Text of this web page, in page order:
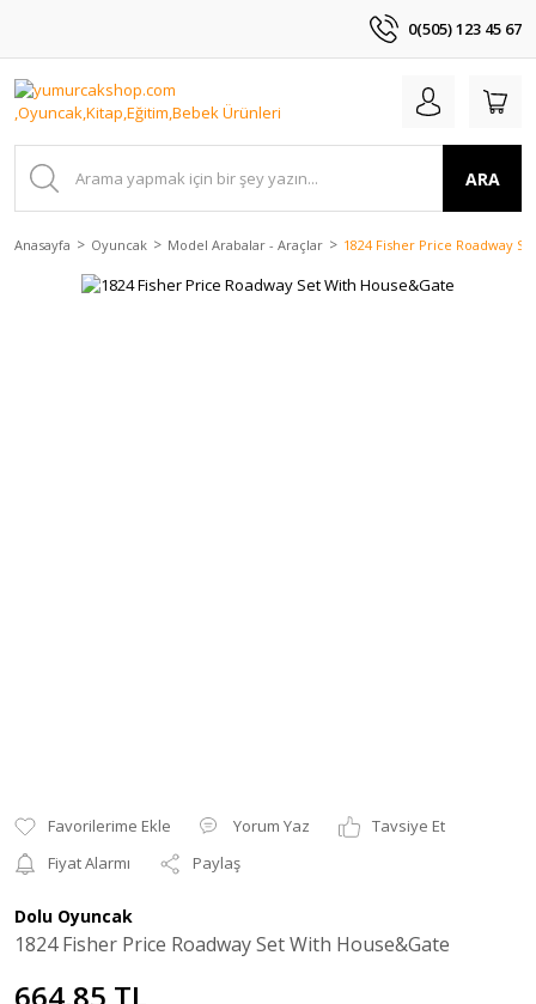
0(505) 123 45 67
ARA
Anasayfa Oyuncak Model Arabalar - Araçlar 1824 Fisher Price Roadway
Yorum Yaz
Tavsiye Et
Fiyat Alarmı
Paylaş
Dolu Oyuncak
1824 Fisher Price Roadway Set With House&Gate